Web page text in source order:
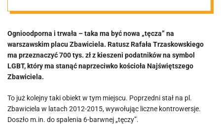
Warszawa
Trzaskowskiego
dopłaci grube
pieniądze
Ognioodporna i trwała – taka ma być nowa „tęcza” na
warszawskim placu Zbawiciela. Ratusz Rafała Trzaskowskiego
ma przeznaczyć 700 tys. zł z kieszeni podatników na symbol
LGBT, który ma stanąć naprzeciwko kościoła Najświętszego
Zbawiciela.
To już kolejny taki obiekt w tym miejscu. Poprzedni stał na pl.
Zbawiciela w latach 2012-2015, wywołując liczne kontrowersje.
Doszło m.in. do spalenia 6-barwnej „tęczy”.